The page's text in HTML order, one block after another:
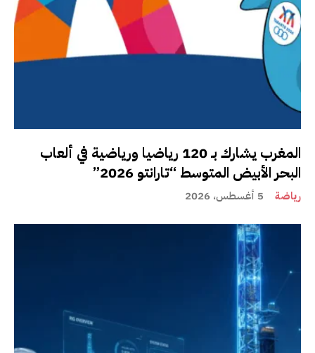
المغرب يشارك بـ 120 رياضيا ورياضية في ألعاب
البحر الأبيض المتوسط “تارانتو 2026”
رياضة 5 أغسطس، 2026